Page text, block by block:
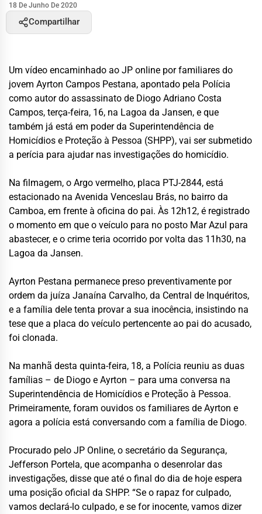
18 De Junho De 2020
Compartilhar
Um vídeo encaminhado ao JP online por familiares do
jovem Ayrton Campos Pestana, apontado pela Polícia
como autor do assassinato de Diogo Adriano Costa
Campos, terça-feira, 16, na Lagoa da Jansen, e que
também já está em poder da Superintendência de
Homicídios e Proteção à Pessoa (SHPP), vai ser submetido
a perícia para ajudar nas investigações do homicídio.
Na filmagem, o Argo vermelho, placa PTJ-2844, está
estacionado na Avenida Venceslau Brás, no bairro da
Camboa, em frente à oficina do pai. Às 12h12, é registrado
o momento em que o veículo para no posto Mar Azul para
abastecer, e o crime teria ocorrido por volta das 11h30, na
Lagoa da Jansen.
Ayrton Pestana permanece preso preventivamente por
ordem da juíza Janaína Carvalho, da Central de Inquéritos,
e a família dele tenta provar a sua inocência, insistindo na
tese que a placa do veículo pertencente ao pai do acusado,
foi clonada.
Na manhã desta quinta-feira, 18, a Polícia reuniu as duas
famílias – de Diogo e Ayrton – para uma conversa na
Superintendência de Homicídios e Proteção à Pessoa.
Primeiramente, foram ouvidos os familiares de Ayrton e
agora a polícia está conversando com a família de Diogo.
Procurado pelo JP Online, o secretário da Segurança,
Jefferson Portela, que acompanha o desenrolar das
investigações, disse que até o final do dia de hoje espera
uma posição oficial da SHPP. “Se o rapaz for culpado,
vamos declará-lo culpado, e se for inocente, vamos dizer